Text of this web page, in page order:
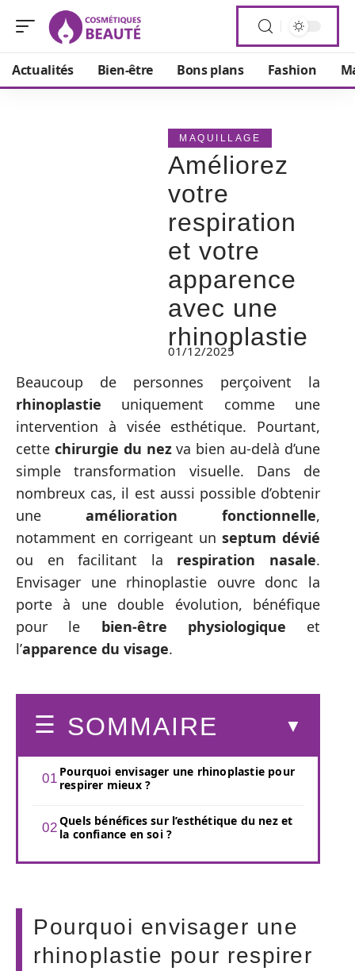
Actualités Bien-être Bons plans Fashion
MAQUILLAGE
Améliorez
votre
respiration
et votre
apparence
avec une
rhinoplastie
01/12/2025
Beaucoup de personnes perçoivent la
rhinoplastie uniquement comme une
intervention à visée esthétique. Pourtant,
cette chirurgie du nezva bien au-delà d’une
simple transformation visuelle. Dans de
nombreux cas, il est aussi possible d’obtenir
une amélioration fonctionnelle,
notamment en corrigeant un septum dévié
ou en facilitant la respiration nasale.
Envisager une rhinoplastie ouvre donc la
porte à une double évolution, bénéfique
pour le bien-être physiologique et
l’apparence du visage.
SOMMAIRE
Pourquoi envisager une rhinoplastie pour
respirer mieux ?
Quels bénéfices sur l’esthétique du nez et
la confiance en soi ?
Pourquoi envisager une
rhinoplastie pour respirer